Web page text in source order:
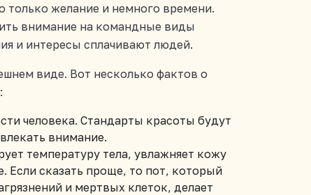
только желание и немного времени.
внимание на командные виды
и интересы сплачивают людей.
виде. Вот несколько фактов о
человека. Стандарты красоты будут
внимание.
температуру тела, увлажняет кожу
Если сказать проще, то пот, который
и мертвых клеток, делает